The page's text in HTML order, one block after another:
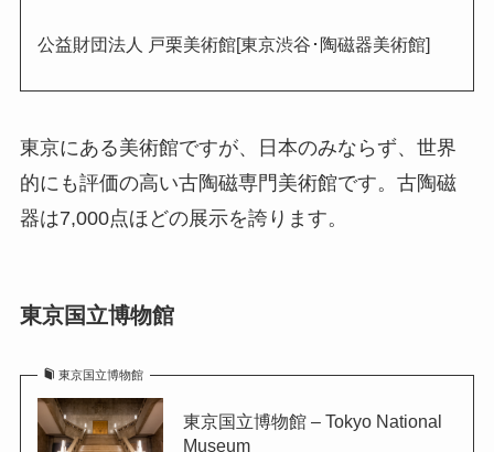
公益財団法人 戸栗美術館[東京渋谷･陶磁器美術館]
東京にある美術館ですが、日本のみならず、世界
的にも評価の高い古陶磁専門美術館です。古陶磁
器は7,000点ほどの展示を誇ります。
東京国立博物館
東京国立博物館
東京国立博物館 – Tokyo National
Museum